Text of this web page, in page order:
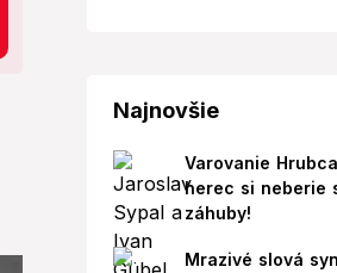
Najnovšie
Varovanie
herec si neberie
záhuby!
Mrazivé slová